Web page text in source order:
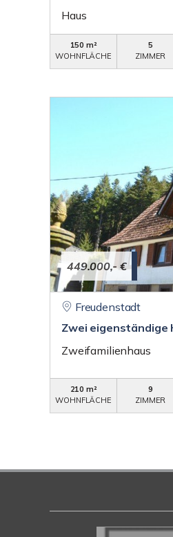
Haus
150 m²
WOHNFLÄCHE
5
ZIMMER
449.000,- €
Freudenstadt
Zwei eigenständige
Zweifamilienhaus
210 m²
WOHNFLÄCHE
9
ZIMMER